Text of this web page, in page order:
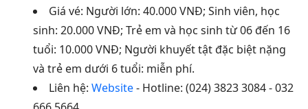
Giá vé: Người lớn: 40.000 VNĐ; Sinh viên, học
sinh: 20.000 VNĐ; Trẻ em và học sinh từ 06 đến 16
tuổi: 10.000 VNĐ; Người khuyết tật đặc biệt nặng
và trẻ em dưới 6 tuổi: miễn phí.
Liên hệ: Website- Hotline: (024) 3823 3084 - 032